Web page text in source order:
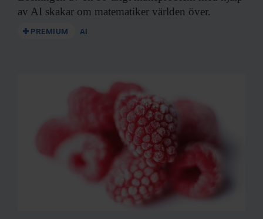
av AI skakar om matematiker världen över.
PREMIUM AI